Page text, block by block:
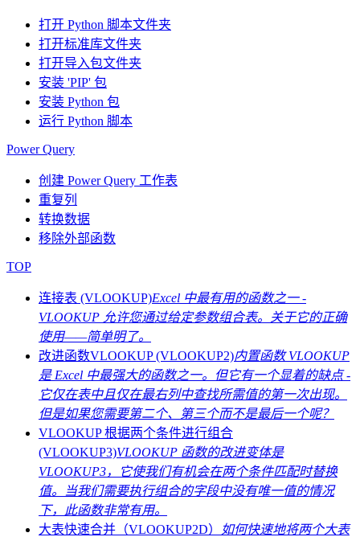
打开 Python 脚本文件夹
打开标准库文件夹
打开导入包文件夹
安装 'PIP' 包
安装 Python 包
运行 Python 脚本
Power Query
创建 Power Query 工作表
重复列
转换数据
移除外部函数
TOP
连接表 (VLOOKUP)Excel 中最有用的函数之一 -
VLOOKUP 允许您通过给定参数组合表。关于它的正确
使用——简单明了。
改进函数VLOOKUP (VLOOKUP2)内置函数 VLOOKUP
是 Excel 中最强大的函数之一。但它有一个显着的缺点 -
它仅在表中且仅在最右列中查找所需值的第一次出现。
但是如果您需要第二个、第三个而不是最后一个呢？
VLOOKUP 根据两个条件进行组合
(VLOOKUP3)VLOOKUP 函数的改进变体是
VLOOKUP3，它使我们有机会在两个条件匹配时替换
值。当我们需要执行组合的字段中没有唯一值的情况
下，此函数非常有用。
大表快速合并（VLOOKUP2D）
如何快速地将两个大表